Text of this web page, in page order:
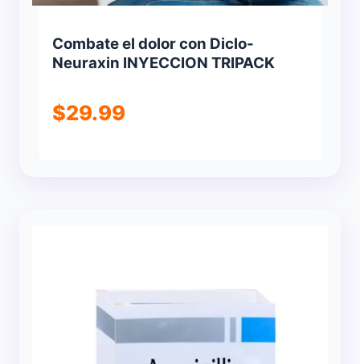
Combate el dolor con Diclo-
Neuraxin INYECCION TRIPACK
$29.99